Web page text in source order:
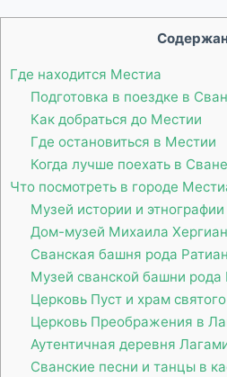
Где находится Местиа
Подготовка в поездке в
Как добраться до Местии
Где остановиться в Местии
Когда лучше поехать в
Что посмотреть в городе
Музей истории и
Дом-музей Михаила
Сванская башня рода
Музей сванской башни рода
Церковь Пуст и храм
Церковь Преображения в
Аутентичная деревня
Сванские песни и танцы в